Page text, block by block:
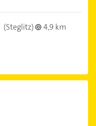
(Steglitz)
4,9 km